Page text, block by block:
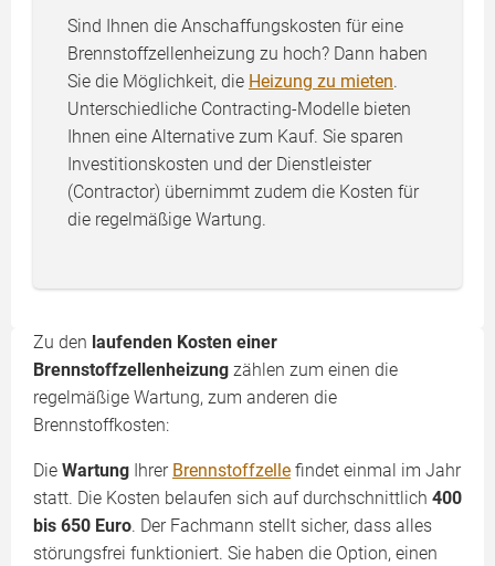
Sind Ihnen die Anschaffungskosten für eine
Brennstoffzellenheizung zu hoch? Dann haben
Sie die Möglichkeit, die Heizung zu mieten.
Unterschiedliche Contracting-Modelle bieten
Ihnen eine Alternative zum Kauf. Sie sparen
Investitionskosten und der Dienstleister
(Contractor) übernimmt zudem die Kosten für
die regelmäßige Wartung.
Zu den laufenden Kosten einer
Brennstoffzellenheizung zählen zum einen die
regelmäßige Wartung, zum anderen die
Brennstoffkosten:
Die Wartung Ihrer Brennstoffzelle findet einmal im Jahr
statt. Die Kosten belaufen sich auf durchschnittlich 400
bis 650 Euro. Der Fachmann stellt sicher, dass alles
störungsfrei funktioniert. Sie haben die Option, einen